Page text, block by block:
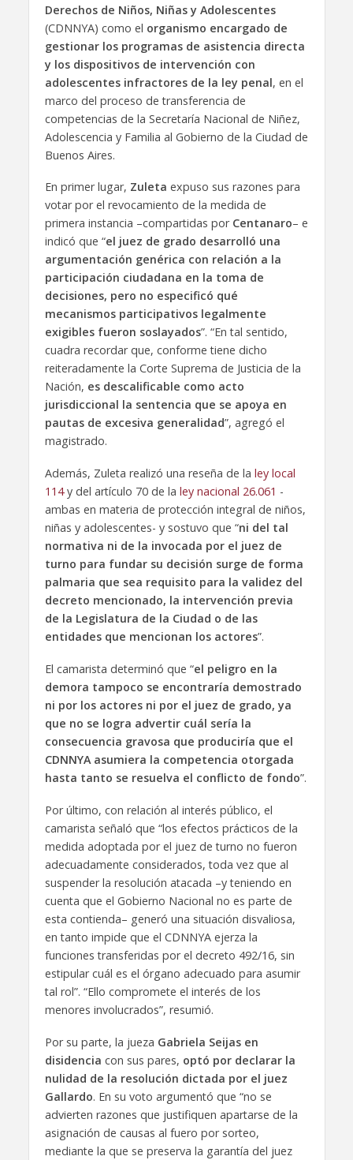
Derechos de Niños, Niñas y Adolescentes
(CDNNYA) como el organismo encargado de
gestionar los programas de asistencia directa
y los dispositivos de intervención con
adolescentes infractores de la ley penal, en el
marco del proceso de transferencia de
competencias de la Secretaría Nacional de Niñez,
Adolescencia y Familia al Gobierno de la Ciudad de
Buenos Aires.
En primer lugar, Zuleta expuso sus razones para
votar por el revocamiento de la medida de
primera instancia –compartidas por Centanaro– e
indicó que “el juez de grado desarrolló una
argumentación genérica con relación a la
participación ciudadana en la toma de
decisiones, pero no especificó qué
mecanismos participativos legalmente
exigibles fueron soslayados”. “En tal sentido,
cuadra recordar que, conforme tiene dicho
reiteradamente la Corte Suprema de Justicia de la
Nación, es descalificable como acto
jurisdiccional la sentencia que se apoya en
pautas de excesiva generalidad”, agregó el
magistrado.
Además, Zuleta realizó una reseña de la ley local
114y del artículo 70 de la ley nacional 26.061 -
ambas en materia de protección integral de niños,
niñas y adolescentes- y sostuvo que “ni del tal
normativa ni de la invocada por el juez de
turno para fundar su decisión surge de forma
palmaria que sea requisito para la validez del
decreto mencionado, la intervención previa
de la Legislatura de la Ciudad o de las
entidades que mencionan los actores”.
El camarista determinó que “el peligro en la
demora tampoco se encontraría demostrado
ni por los actores ni por el juez de grado, ya
que no se logra advertir cuál sería la
consecuencia gravosa que produciría que el
CDNNYA asumiera la competencia otorgada
hasta tanto se resuelva el conflicto de fondo”.
Por último, con relación al interés público, el
camarista señaló que “los efectos prácticos de la
medida adoptada por el juez de turno no fueron
adecuadamente considerados, toda vez que al
suspender la resolución atacada –y teniendo en
cuenta que el Gobierno Nacional no es parte de
esta contienda– generó una situación disvaliosa,
en tanto impide que el CDNNYA ejerza la
funciones transferidas por el decreto 492/16, sin
estipular cuál es el órgano adecuado para asumir
tal rol”. “Ello compromete el interés de los
menores involucrados”, resumió.
Por su parte, la jueza Gabriela Seijas en
disidencia con sus pares, optó por declarar la
nulidad de la resolución dictada por el juez
Gallardo. En su voto argumentó que “no se
advierten razones que justifiquen apartarse de la
asignación de causas al fuero por sorteo,
mediante la que se preserva la garantía del juez